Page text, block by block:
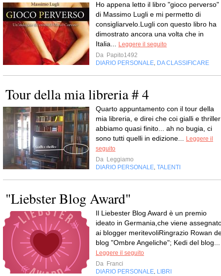
Ho appena letto il libro "gioco perverso"
di Massimo Lugli e mi permetto di
consigliarvelo.Lugli con questo libro ha
dimostrato ancora una volta che in
Italia... Leggere il seguito
Da Papito1492
DIARIO PERSONALE, DA CLASSIFICARE
Tour della mia libreria # 4
Quarto appuntamento con il tour della
mia libreria, e direi che coi gialli e thriller
abbiamo quasi finito... ah no bugia, ci
sono tutti quelli in edizione... Leggere il
seguito
Da Leggiamo
DIARIO PERSONALE, TALENTI
"Liebster Blog Award"
Il Liebester Blog Award è un premio
ideato in Germania,che viene
ai blogger meritevoliRingrazio Rowan
blog "Ombre Angeliche"; Kedi del blog...
Leggere il seguito
Da Franci
DIARIO PERSONALE, LIBRI